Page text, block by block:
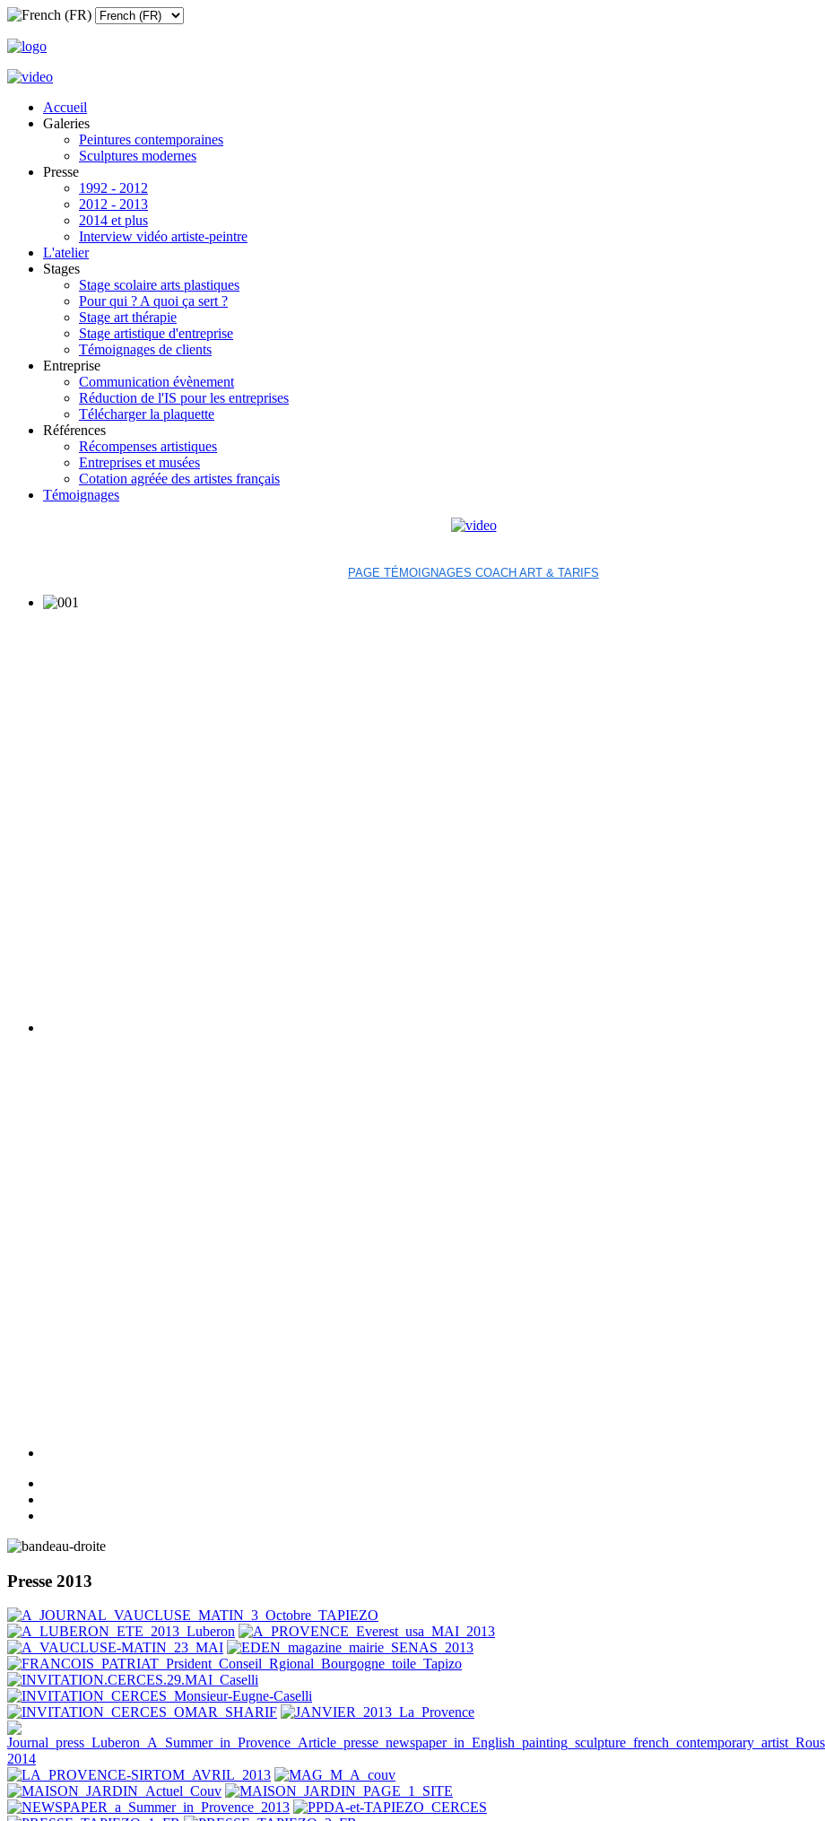
Accueil
Galeries
Peintures contemporaines
Sculptures modernes
Presse
1992 - 2012
2012 - 2013
2014 et plus
Interview vidéo artiste-peintre
L'atelier
Stages
Stage scolaire arts plastiques
Pour qui ? A quoi ça sert ?
Stage art thérapie
Stage artistique d'entreprise
Témoignages de clients
Entreprise
Communication évènement
Réduction de l'IS pour les entreprises
Télécharger la plaquette
Références
Récompenses artistiques
Entreprises et musées
Cotation agréée des artistes français
Témoignages
PAGE TÉMOIGNAGES COACH ART & TARIFS
Presse 2013